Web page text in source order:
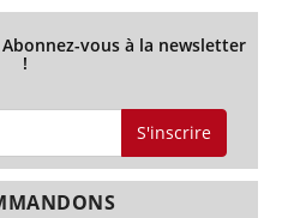
vous à la newsletter
!
S'inscrire